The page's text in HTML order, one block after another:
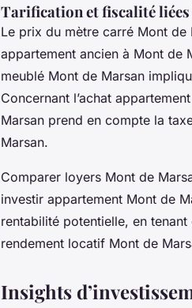
Tarification et fiscalité
Le prix du mètre carré Mont de
appartement ancien à Mont de
meublé Mont de Marsan
Concernant l’achat
Marsan prend en compte la
Marsan.
Comparer loyers Mont de
investir appartement Mont de
rentabilité potentielle, en
rendement locatif Mont de
Insights